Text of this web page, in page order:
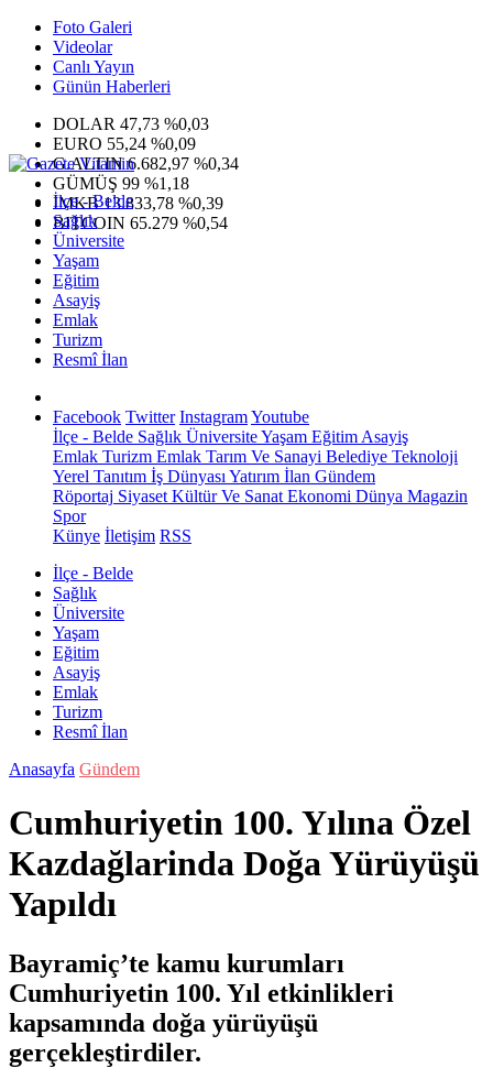
Foto Galeri
Videolar
Canlı Yayın
Günün Haberleri
DOLAR 47,73 %0,03
EURO 55,24 %0,09
G.ALTIN6.682,97 %0,34
GÜMÜŞ 99 %1,18
IMKB13.833,78 %0,39
BITCOIN 65.279 %0,54
İlçe - Belde
Sağlık
Üniversite
Yaşam
Eğitim
Asayiş
Emlak
Turizm
Resmî İlan
Facebook Twitter InstagramYoutube
İlçe - Belde Sağlık ÜniversiteYaşam Eğitim Asayiş
Emlak Turizm Emlak Tarım Ve Sanayi Belediye Teknoloji
Yerel Tanıtım İş Dünyası Yatırım İlan Gündem
Röportaj Siyaset Kültür Ve Sanat Ekonomi Dünya Magazin
Spor
Künye İletişim RSS
İlçe - Belde
Sağlık
Üniversite
Yaşam
Eğitim
Asayiş
Emlak
Turizm
Resmî İlan
Anasayfa Gündem
Cumhuriyetin 100. Yılına Özel
Kazdağlarinda Doğa Yürüyüşü
Yapıldı
Bayramiç’te kamu kurumları
Cumhuriyetin 100. Yıl etkinlikleri
kapsamında doğa yürüyüşü
gerçekleştirdiler.